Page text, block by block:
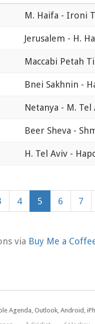
M. Haifa - Ironi
Jerusalem - H.
Maccabi Petah
Bnei Sakhnin -
Netanya - M. Tel
Beer Sheva -
H. Tel Aviv -
4 5 6 7
via Buy Me a
Agenda, Outlook, Android,